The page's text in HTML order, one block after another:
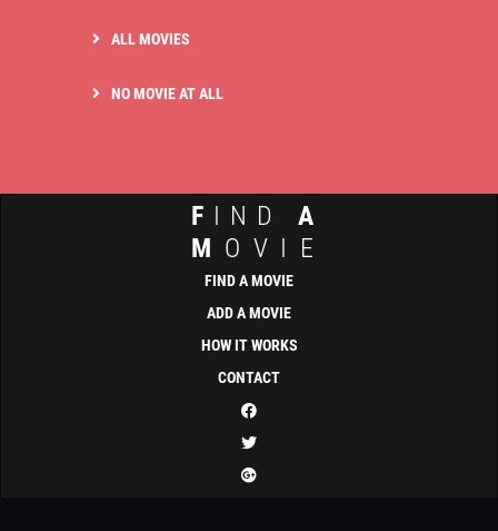
ALL MOVIES
NO MOVIE AT ALL
F IND A
M OVIE
FIND A MOVIE
ADD A MOVIE
HOW IT WORKS
CONTACT